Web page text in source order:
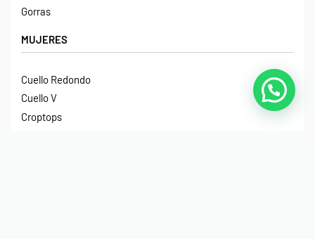
Gorras
MUJERES
Cuello Redondo
Cuello V
Croptops